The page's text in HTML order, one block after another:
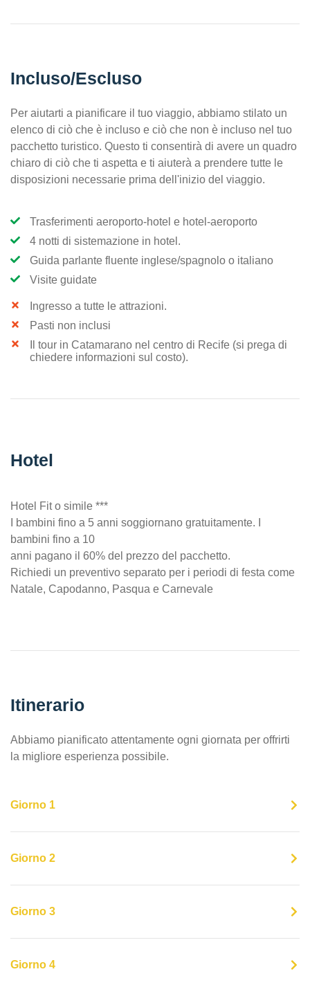
Incluso/Escluso
Per aiutarti a pianificare il tuo viaggio, abbiamo stilato un
elenco di ciò che è incluso e ciò che non è incluso nel tuo
pacchetto turistico. Questo ti consentirà di avere un quadro
chiaro di ciò che ti aspetta e ti aiuterà a prendere tutte le
disposizioni necessarie prima dell'inizio del viaggio.
Trasferimenti aeroporto-hotel e hotel-aeroporto
4 notti di sistemazione in hotel.
Guida parlante fluente inglese/spagnolo o italiano
Visite guidate
Ingresso a tutte le attrazioni.
Pasti non inclusi
Il tour in Catamarano nel centro di Recife (si prega di
chiedere informazioni sul costo).
Hotel
Hotel Fit o simile ***
I bambini fino a 5 anni soggiornano gratuitamente. I
bambini fino a 10
anni pagano il 60% del prezzo del pacchetto.
Richiedi un preventivo separato per i periodi di festa come
Natale, Capodanno, Pasqua e Carnevale
Itinerario
Abbiamo pianificato attentamente ogni giornata per offrirti
la migliore esperienza possibile.
Giorno 1
Giorno 2
Giorno 3
Giorno 4